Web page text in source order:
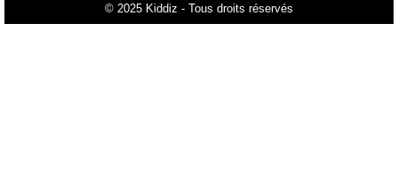
© 2025 Kiddiz - Tous droits réservés